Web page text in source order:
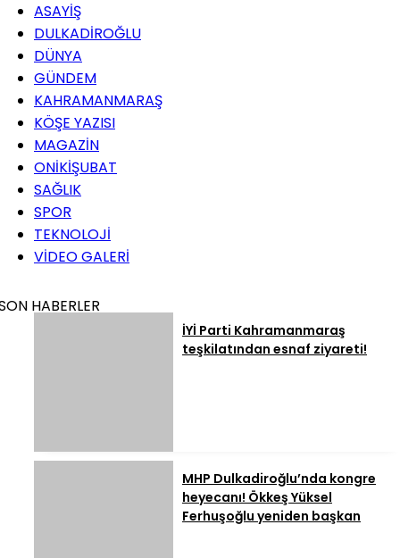
ASAYİŞ
DULKADİROĞLU
DÜNYA
GÜNDEM
KAHRAMANMARAŞ
KÖŞE YAZISI
MAGAZİN
ONİKİŞUBAT
SAĞLIK
SPOR
TEKNOLOJİ
VİDEO GALERİ
HABERLER
İYİ Parti Kahramanmaraş
teşkilatından esnaf ziyareti!
MHP Dulkadiroğlu’nda kongre
heyecanı! Ökkeş Yüksel
Ferhuşoğlu yeniden başkan